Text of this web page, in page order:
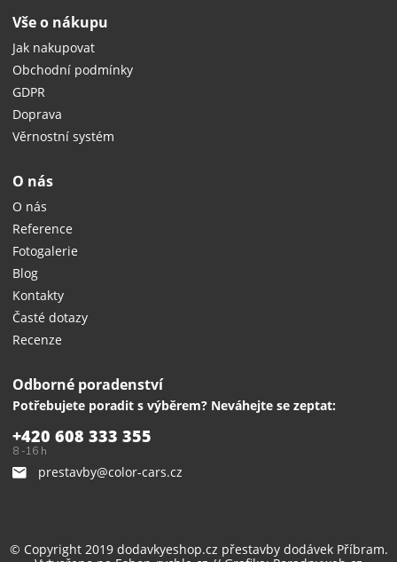
Vše o nákupu
Jak nakupovat
Obchodní podmínky
GDPR
Doprava
Věrnostní systém
O nás
O nás
Reference
Fotogalerie
Blog
Kontakty
Časté dotazy
Recenze
Odborné poradenství
Potřebujete poradit s výběrem? Neváhejte se zeptat:
+420 608 333 355
8 -16 h
prestavby@color-cars.cz
© Copyright 2019 dodavkyeshop.cz přestavby dodávekPříbram.